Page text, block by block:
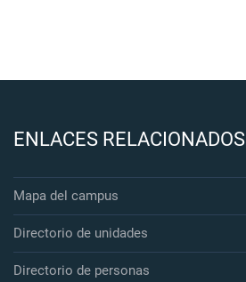
ENLACES RELACIONADOS
Mapa del campus
Directorio de unidades
Directorio de personas